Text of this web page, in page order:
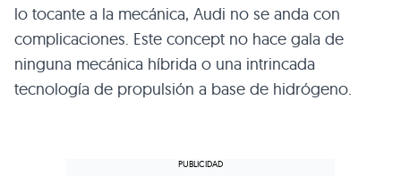
lo tocante a la mecánica, Audi no se anda con
complicaciones. Este concept no hace gala de
ninguna mecánica híbrida o una intrincada
tecnología de propulsión a base de hidrógeno.